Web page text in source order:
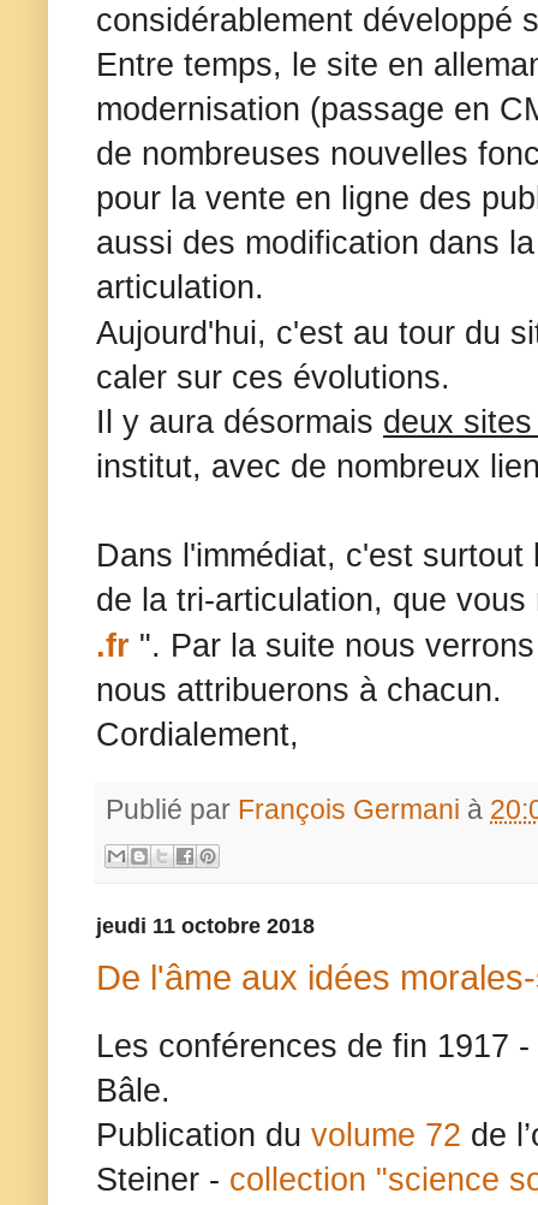
considérablement développé
Entre temps, le site en
modernisation (passage en
de nombreuses nouvelles
pour la vente en ligne des
aussi des modification dans
articulation.
Aujourd'hui, c'est au tour du
caler sur ces évolutions.
Il y aura désormais deux
institut, avec de nombreux
Dans l'immédiat, c'est
de la tri-articulation, que
.fr ". Par la suite nous
nous attribuerons à chacun.
Cordialement,
Publié par François Germani à
jeudi 11 octobre 2018
De l'âme aux idées
Les conférences de fin 1917
Bâle.
Publication du volume 72 de
Steiner - collection "science